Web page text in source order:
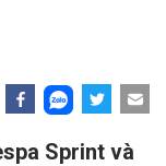
Sprint và